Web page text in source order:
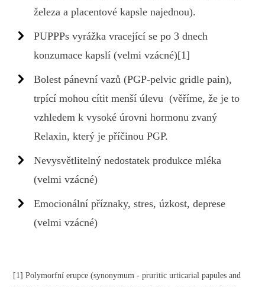
železa a placentové kapsle najednou).
PUPPPs vyrážka vracející se po 3 dnech
konzumace kapslí (velmi vzácné)[1]
Bolest pánevní vazů (PGP-pelvic gridle pain),
trpící mohou cítit menší úlevu (věříme, že je to
vzhledem k vysoké úrovni hormonu zvaný
Relaxin, který je příčinou PGP.
Nevysvětlitelný nedostatek produkce mléka
(velmi vzácné)
Emocionální příznaky, stres, úzkost, deprese
(velmi vzácné)
[1] Polymorfní erupce (synonymum - pruritic urticarial papules and